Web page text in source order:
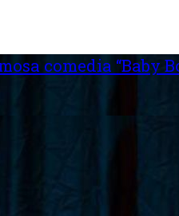
comedia “Baby